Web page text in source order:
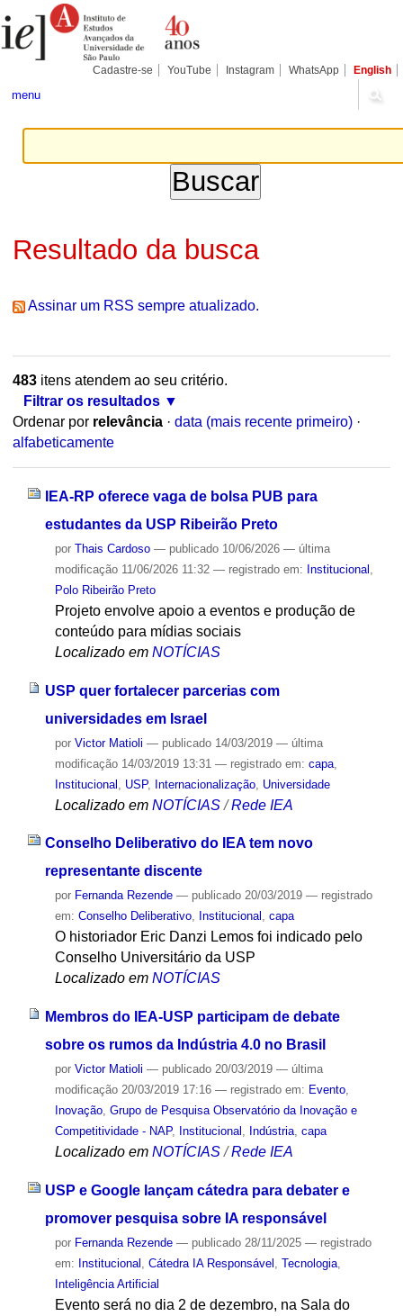
para
conteúdo.
Pessoais
Cadastre-se YouTube Instagram WhatsApp English
menu
Resultado da busca
Assinar um RSS sempre atualizado.
483itens atendem ao seu critério.
Filtrar os resultados
Ordenar por relevância · data (mais recente primeiro) ·
alfabeticamente
IEA-RP oferece vaga de bolsa PUB para
estudantes da USP Ribeirão Preto
por Thais Cardoso — publicado10/06/2026 — última
modificação11/06/2026 11:32 — registrado em: Institucional
Polo Ribeirão Preto
Projeto envolve apoio a eventos e produção de
conteúdo para mídias sociais
Localizado em NOTÍCIAS
USP quer fortalecer parcerias com
universidades em Israel
por Victor Matioli — publicado14/03/2019 — última
modificação14/03/2019 13:31 — registrado em: capa,
Institucional
USP, Internacionalização, Universidade
Localizado em NOTÍCIAS /Rede IEA
Conselho Deliberativo do IEA tem novo
representante discente
por Fernanda Rezende — publicado20/03/2019 — registrado
em: Conselho Deliberativo, Institucional , capa
O historiador Eric Danzi Lemos foi indicado pelo
Conselho Universitário da USP
Localizado em NOTÍCIAS
Membros do IEA-USP participam de debate
sobre os rumos da Indústria 4.0 no Brasil
por Victor Matioli — publicado20/03/2019 — última
modificação20/03/2019 17:16 — registrado em: Evento,
Inovação, Grupo de Pesquisa Observatório da Inovação e
Competitividade - NAP, Institucional , Indústria, capa
Localizado em NOTÍCIAS /Rede IEA
USP e Google lançam cátedra para debater e
promover pesquisa sobre IA responsável
por Fernanda Rezende — publicado28/11/2025 — registrado
em: Institucional Cátedra IA Responsável Tecnologia,
Inteligência Artificial
Evento será no dia 2 de dezembro, na Sala do